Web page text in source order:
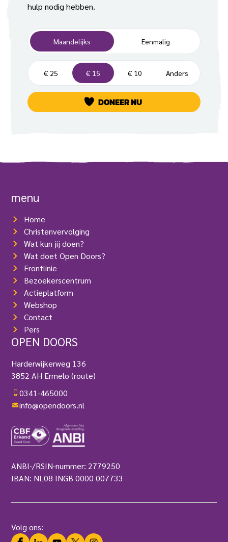
hulp nodig hebben.
F
r
q
u
e
n
Maandelijks Eenmalig
B
e
r
€ 25 € 15 € 10 Anders
DONEER NU
menu
Home
Christenvervolging
Wat kun jij doen?
Wat doet Open Doors?
Frontlinie
Bezoekerscentrum
Actieplatform
Webshop
Contact
Pers
OPEN DOORS
Harderwijkerweg 136
3852 AH Ermelo(route)
0341-465000
info@opendoors.nl
ANBI-/RSIN-nummer: 2779250
IBAN: NL08 INGB 0000 007733
Volg ons: